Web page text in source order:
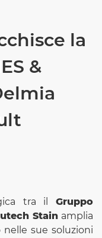
la
&
tra il Gruppo
Stainamplia
sue soluzioni